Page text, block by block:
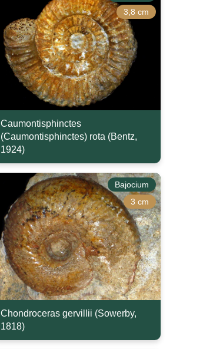
3,8 cm
Caumontisphinctes
(Caumontisphinctes) rota (Bentz,
1924)
Bajocium
3 cm
Chondroceras gervillii (Sowerby,
1818)